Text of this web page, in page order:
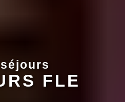
FLE